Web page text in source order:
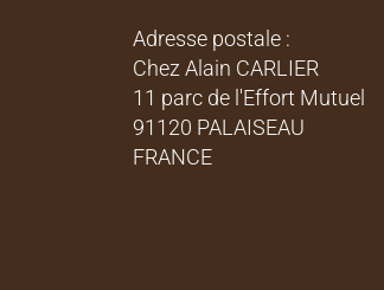
Adresse postale :
Chez Alain CARLIER
11 parc de l'Effort Mutuel
91120 PALAISEAU
FRANCE